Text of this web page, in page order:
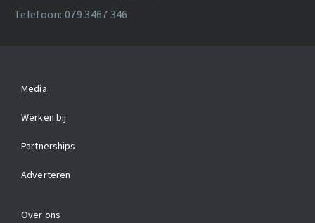
Telefoon: 079 3467 346
Media
Werken bij
Partnerships
Adverteren
Over ons